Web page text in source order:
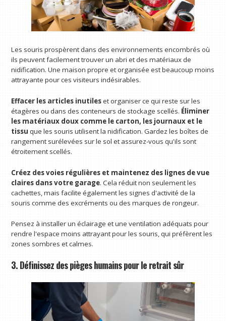
Les souris prospèrent dans des environnements encombrés où
ils peuvent facilement trouver un abri et des matériaux de
nidification. Une maison propre et organisée est beaucoup moins
attrayante pour ces visiteurs indésirables.
Effacer les articles inutileset organiser ce qui reste sur les
étagères ou dans des conteneurs de stockage scellés. Éliminer
les matériaux doux comme le carton, les journaux et le
tissuque les souris utilisent la nidification. Gardez les boîtes de
rangement surélevées sur le sol et assurez-vous qu'ils sont
étroitement scellés.
Créez des voies régulières et maintenez des lignes de vue
claires dans votre garage. Cela réduit non seulement les
cachettes, mais facilite également les signes d'activité de la
souris comme des excréments ou des marques de rongeur.
Pensez à installer un éclairage et une ventilation adéquats pour
rendre l'espace moins attrayant pour les souris, qui préfèrent les
zones sombres et calmes.
3. Définissez des pièges humains pour le retrait sûr